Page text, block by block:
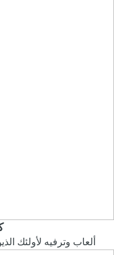
ألعاب وترفيه لأولئك